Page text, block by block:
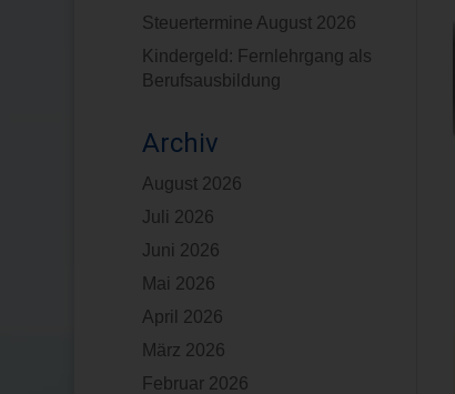
Steuertermine August 2026
Kindergeld: Fernlehrgang als
Berufsausbildung
Archiv
August 2026
Juli 2026
Juni 2026
Mai 2026
April 2026
März 2026
Februar 2026